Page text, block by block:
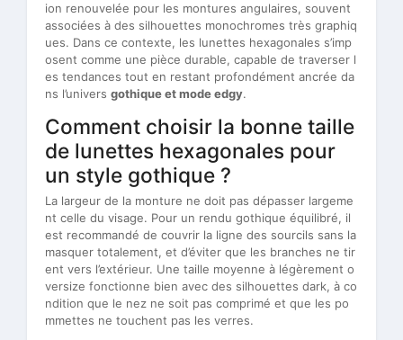
ion renouvelée pour les montures angulaires, souvent
associées à des silhouettes monochromes très graphiq
ues. Dans ce contexte, les lunettes hexagonales s’imp
osent comme une pièce durable, capable de traverser l
es tendances tout en restant profondément ancrée da
ns l’univers gothique et mode edgy.
Comment choisir la bonne taille
de lunettes hexagonales pour
un style gothique ?
La largeur de la monture ne doit pas dépasser largeme
nt celle du visage. Pour un rendu gothique équilibré, il
est recommandé de couvrir la ligne des sourcils sans la
masquer totalement, et d’éviter que les branches ne tir
ent vers l’extérieur. Une taille moyenne à légèrement o
versize fonctionne bien avec des silhouettes dark, à co
ndition que le nez ne soit pas comprimé et que les po
mmettes ne touchent pas les verres.